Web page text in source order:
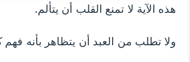
هذه الآية لا تمنع القلب أن يتألم.
ولا تطلب من العبد أن يتظاهر بأنه